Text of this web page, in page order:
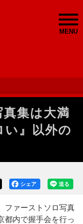
MENU
集は大満
』以外の
送る
シェア
ファーストソロ写真
都内で握手会を行っ